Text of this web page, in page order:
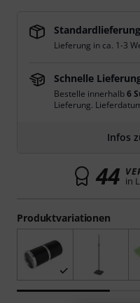
Produktvariationen
Standardlieferung
Lieferung in ca. 1-3
Schnelle
Bestelle innerhalb6
Lieferung.
Infos
44 in